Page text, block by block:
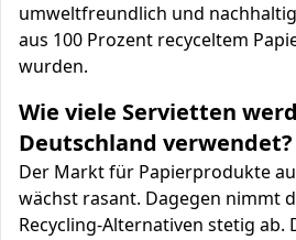
umweltfreundlich und
aus 100 Prozent recyceltem
wurden.
Wie viele Servietten
Deutschland verwendet?
Der Markt für Papierprodukte
wächst rasant. Dagegen nimmt
Recycling-Alternativen stetig ab.